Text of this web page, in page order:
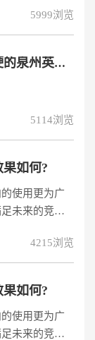
下英语培训
教学平台。
训机构我们
多数在线英
5999浏览
泉州哪里有外教？外教教学质量过硬的泉州英语外教推荐
5114浏览
如何?
使用更为广
未来的竞争
，越来越多
对一培训的
4215浏览
如何?
使用更为广
未来的竞争